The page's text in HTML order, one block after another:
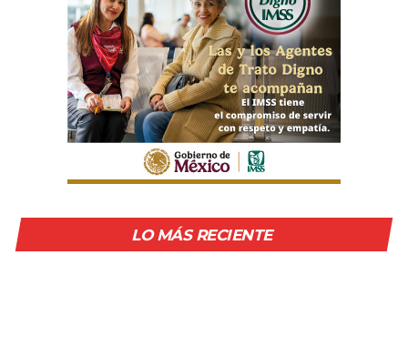
LO MÁS RECIENTE